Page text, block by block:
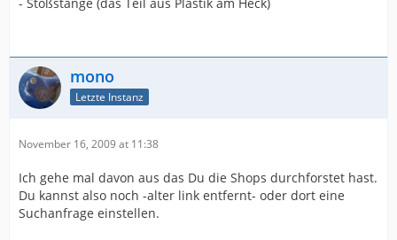
mono
Letzte Instanz
November 16, 2009 at 11:38
Ich gehe mal davon aus das Du die Shops durchforstet hast.
Du kannst also noch -alter link entfernt- oder dort eine
Suchanfrage einstellen.